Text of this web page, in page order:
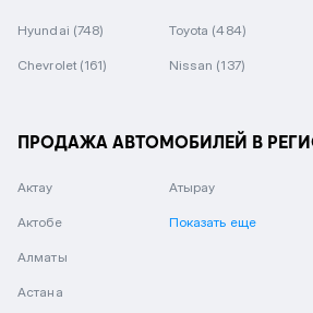
Hyundai (748) Toyota (484)
Chevrolet (161) Nissan (137)
ПРОДАЖА АВТОМОБИЛЕЙ В
Актау
Актобе
Алматы
Астана
Атырау
Показать еще